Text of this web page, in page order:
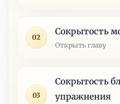
02
Сокрытость
Открыть главу
03
Сокрытость
упражнения